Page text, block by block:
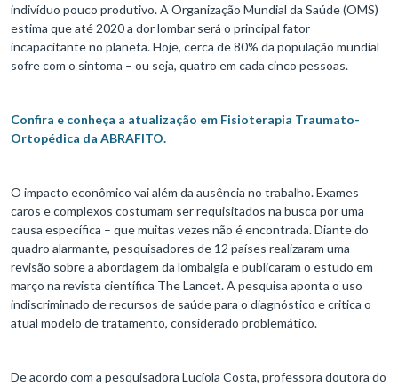
indivíduo pouco produtivo. A Organização Mundial da Saúde (OMS)
estima que até 2020 a dor lombar será o principal fator
incapacitante no planeta. Hoje, cerca de 80% da população mundial
sofre com o sintoma – ou seja, quatro em cada cinco pessoas.
Confira e conheça a atualização em Fisioterapia Traumato-
Ortopédica da ABRAFITO.
O impacto econômico vai além da ausência no trabalho. Exames
caros e complexos costumam ser requisitados na busca por uma
causa específica – que muitas vezes não é encontrada. Diante do
quadro alarmante, pesquisadores de 12 países realizaram uma
revisão sobre a abordagem da lombalgia e publicaram o estudo em
março na revista científica The Lancet. A pesquisa aponta o uso
indiscriminado de recursos de saúde para o diagnóstico e critica o
atual modelo de tratamento, considerado problemático.
De acordo com a pesquisadora Lucíola Costa, professora doutora do